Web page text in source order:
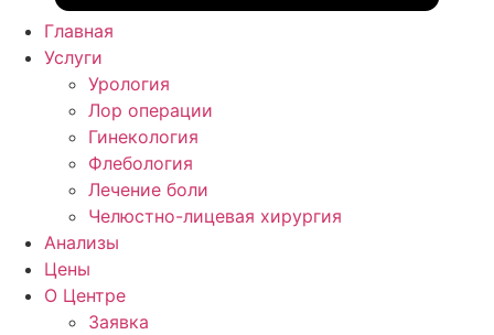
Главная
Услуги
Урология
Лор операции
Гинекология
Флебология
Лечение боли
Челюстно-лицевая хирургия
Анализы
Цены
О Центре
Заявка